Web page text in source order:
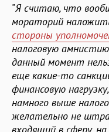
"Я считаю, что
мораторий
стороны
налоговую
данный момент
еще какие-то
финансовую
намного выше
желательно не
входящий в сферу,